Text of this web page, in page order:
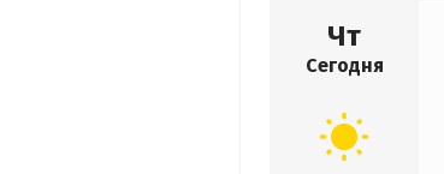
Чт
Сегодня